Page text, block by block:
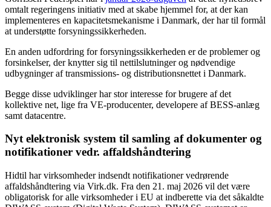
omtalt regeringens initiativ med at skabe hjemmel for, at der kan
implementeres en kapacitetsmekanisme i Danmark, der har til formål
at understøtte forsyningssikkerheden.
En anden udfordring for forsyningssikkerheden er de problemer og
forsinkelser, der knytter sig til nettilslutninger og nødvendige
udbygninger af transmissions- og distributionsnettet i Danmark.
Begge disse udviklinger har stor interesse for brugere af det
kollektive net, lige fra VE-producenter, developere af BESS-anlæg
samt datacentre.
Nyt elektronisk system til samling af dokumenter og
notifikationer vedr. affaldshåndtering
Hidtil har virksomheder indsendt notifikationer vedrørende
affaldshåndtering via Virk.dk. Fra den 21. maj 2026 vil det være
obligatorisk for alle virksomheder i EU at indberette via det såkaldte